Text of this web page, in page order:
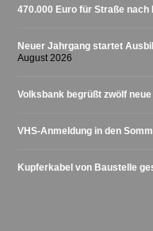
470.000 Euro für Straße nach
Neuer Jahrgang startet
August 2026
Volksbank begrüßt zwölf
VHS-Anmeldung in den
Kupferkabel von Baustelle